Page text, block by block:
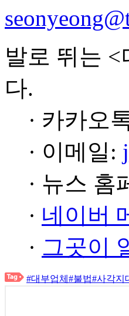
발로 뛰는
다.
· 카카오
· 이메일:
· 뉴스 홈
· 네이버
· 그곳이
#대부업체 #불법#사각지